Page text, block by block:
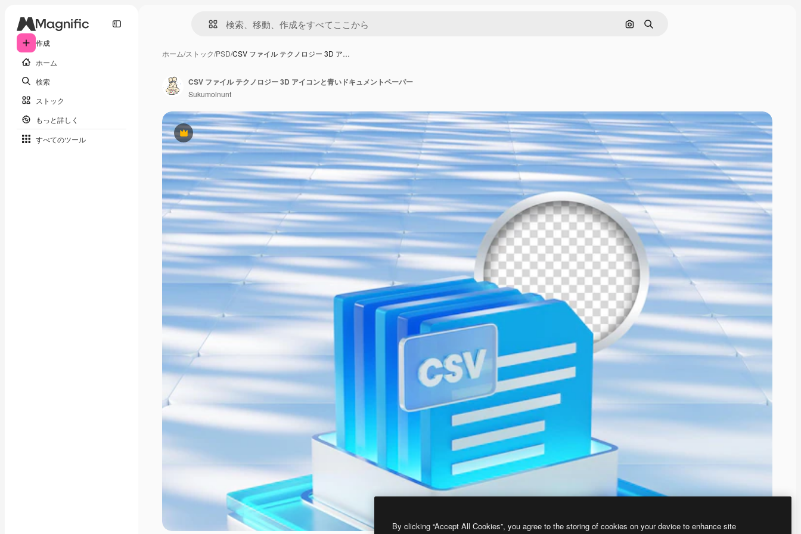
作成
ホーム
検索
ストック
もっと詳しく
すべてのツール
画像で検索
検索
ホーム/ストック/PSD/CSV ファイル テクノロジー 3D ア…
Premium
CSV ファイル テクノロジー 3D アイコンと青いドキュメントペーパー
Sukumolnunt
By clicking “Accept All Cookies”, you agree to the storing of cookies on your device to enhance site